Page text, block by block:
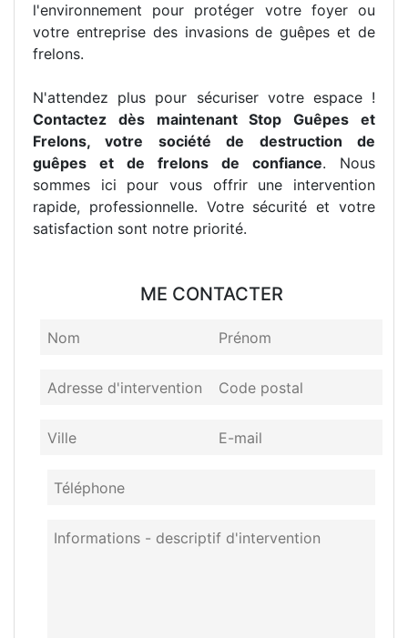
l'environnement pour protéger votre foyer ou
votre entreprise des invasions de guêpes et de
frelons.
N'attendez plus pour sécuriser votre espace !
Contactez dès maintenant Stop Guêpes et
Frelons, votre société de destruction de
guêpes et de frelons de confiance. Nous
sommes ici pour vous offrir une intervention
rapide, professionnelle. Votre sécurité et votre
satisfaction sont notre priorité.
ME CONTACTER